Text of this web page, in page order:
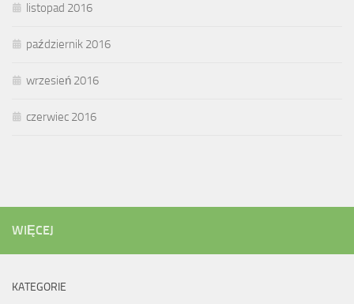
listopad 2016
październik 2016
wrzesień 2016
czerwiec 2016
WIĘCEJ
KATEGORIE